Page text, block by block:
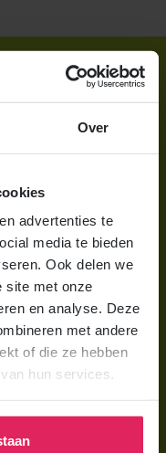
Over
advertenties te
media te bieden
Ook delen we
site met onze
en analyse. Deze
met andere
of die ze hebben
hun services.